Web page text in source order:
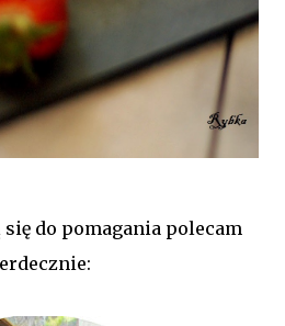
do pomagania polecam